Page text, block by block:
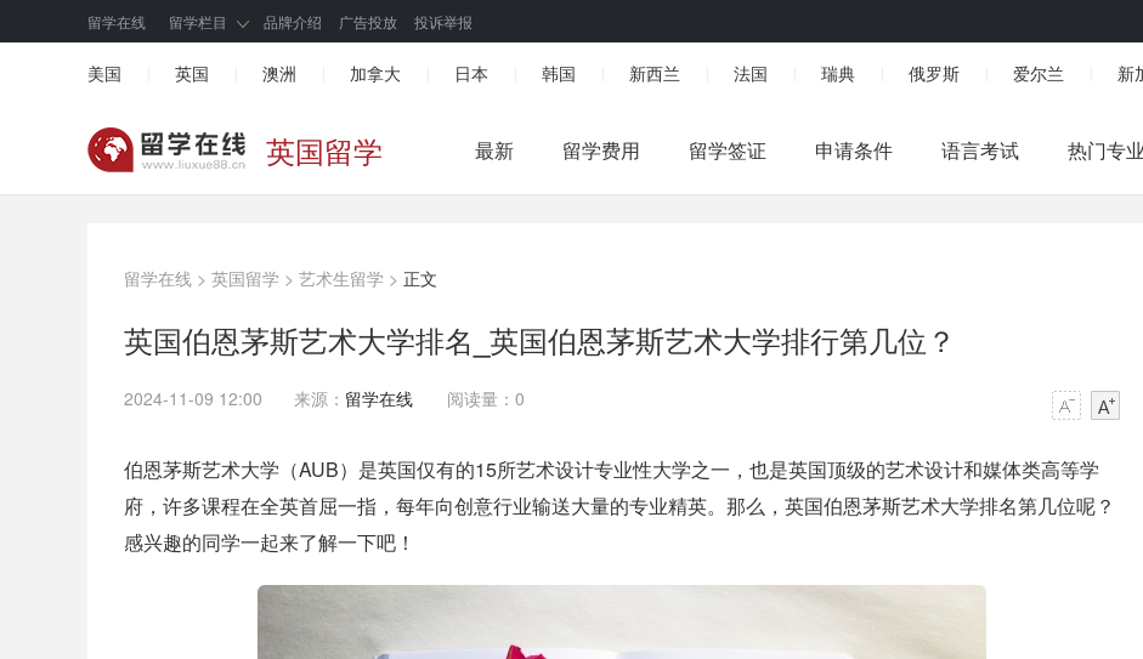
留学在线 留学栏目 品牌介绍 广告投放 投诉举报
美国 英国 澳洲 加拿大 日本 韩国 新西兰 法国 瑞典 俄罗斯 爱尔兰 新
英国留学 最新 留学费用 留学签证 申请条件 语言考试 热门专业
留学在线 > 英国留学 > 艺术生留学 > 正文
英国伯恩茅斯艺术大学排名_英国伯恩茅斯艺术大学排行第几位？
2024-11-09 12:00 来源： 留学在线 阅读量：0
伯恩茅斯艺术大学（AUB）是英国仅有的15所艺术设计专业性大学之一，也是英国顶级的艺术设计和媒体类高等学
府，许多课程在全英首屈一指，每年向创意行业输送大量的专业精英。那么， 英国伯恩茅斯艺术大学排名第几位呢？
感兴趣的同学一起来了解一下吧！